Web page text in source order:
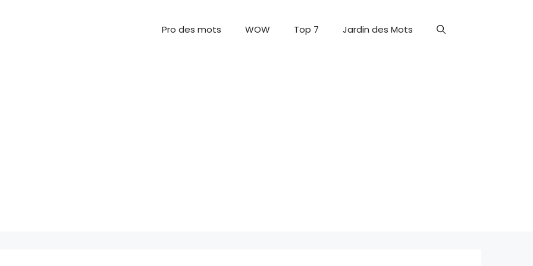
Pro des mots WOW Top 7 Jardin des Mots